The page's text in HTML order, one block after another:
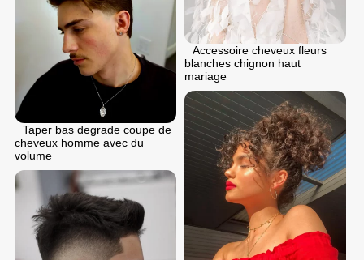
Accessoire cheveux fleurs
blanches chignon haut
mariage
Taper bas degrade coupe de
cheveux homme avec du
volume